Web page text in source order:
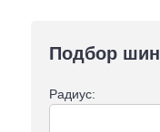
Подбор шин
Радиус: